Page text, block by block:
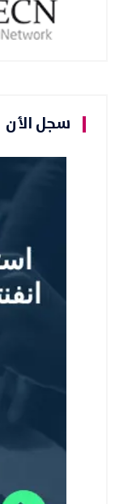
سجل الأن